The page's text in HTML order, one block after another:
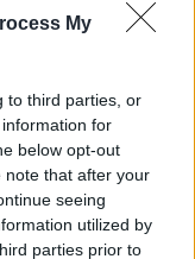
My
to third parties, or
for
below opt-out
note that after your
seeing
utilized by
parties prior to
na Elliade
lewym jajniku
roku z 2
ginekolog
na Elliade,
i być
może ktoś
powinnam